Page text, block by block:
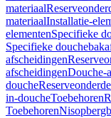
materiaal
materiaalInstallatie-
elementenSpecifieke
Specifieke
afscheidingen
afscheidingenDouche-
douche
in-doucheToebehoren
Toebehoren